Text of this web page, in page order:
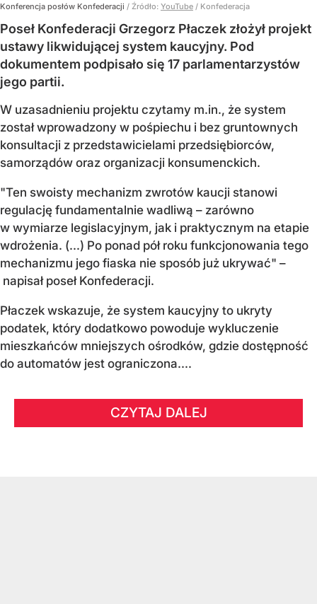
Konferencja posłów Konfederacji / Źródło: YouTube / Konfederacja
Poseł Konfederacji Grzegorz Płaczek złożył projekt
ustawy likwidującej system kaucyjny. Pod
dokumentem podpisało się 17 parlamentarzystów
jego partii.
W uzasadnieniu projektu czytamy m.in., że system
został wprowadzony w pośpiechu i bez gruntownych
konsultacji z przedstawicielami przedsiębiorców,
samorządów oraz organizacji konsumenckich.
"Ten swoisty mechanizm zwrotów kaucji stanowi
regulację fundamentalnie wadliwą – zarówno
w wymiarze legislacyjnym, jak i praktycznym na etapie
wdrożenia. (...) Po ponad pół roku funkcjonowania tego
mechanizmu jego fiaska nie sposób już ukrywać" –
napisał poseł Konfederacji.
Płaczek wskazuje, że system kaucyjny to ukryty
podatek, który dodatkowo powoduje wykluczenie
mieszkańców mniejszych ośrodków, gdzie dostępność
do automatów jest ograniczona....
CZYTAJ DALEJ